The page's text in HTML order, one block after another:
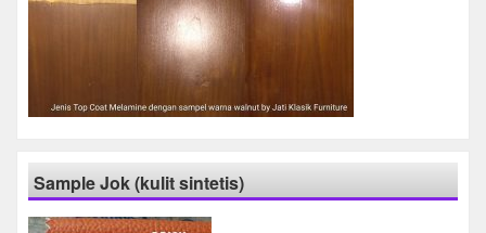
Sample Jok (kulit sintetis)